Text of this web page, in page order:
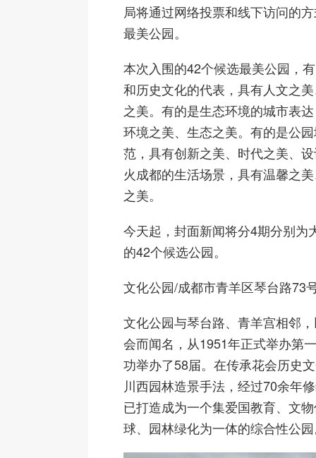
局将通过网络投票和线下访问的
最美公园。
本次入围的42个候选最美公园，
和历史文化的代表，具有人文之
之美。有的是生态环境的城市表
环境之美、生态之美。有的是公
范，具有创新之美、时代之美、
火成都的生活场景，具有温馨之
之美。
今天起，封面新闻将分4期分别为
的42个候选公园。
文化公园/成都市青羊区琴台路73
文化公园与琴台路、青羊宫相邻
会而闻名，从1951年正式举办第
功举办了58届。在传承花会历史
川西园林造景手法，经过70余年
已打造成为一个集爱国教育、文
球、园林绿化为一体的综合性公